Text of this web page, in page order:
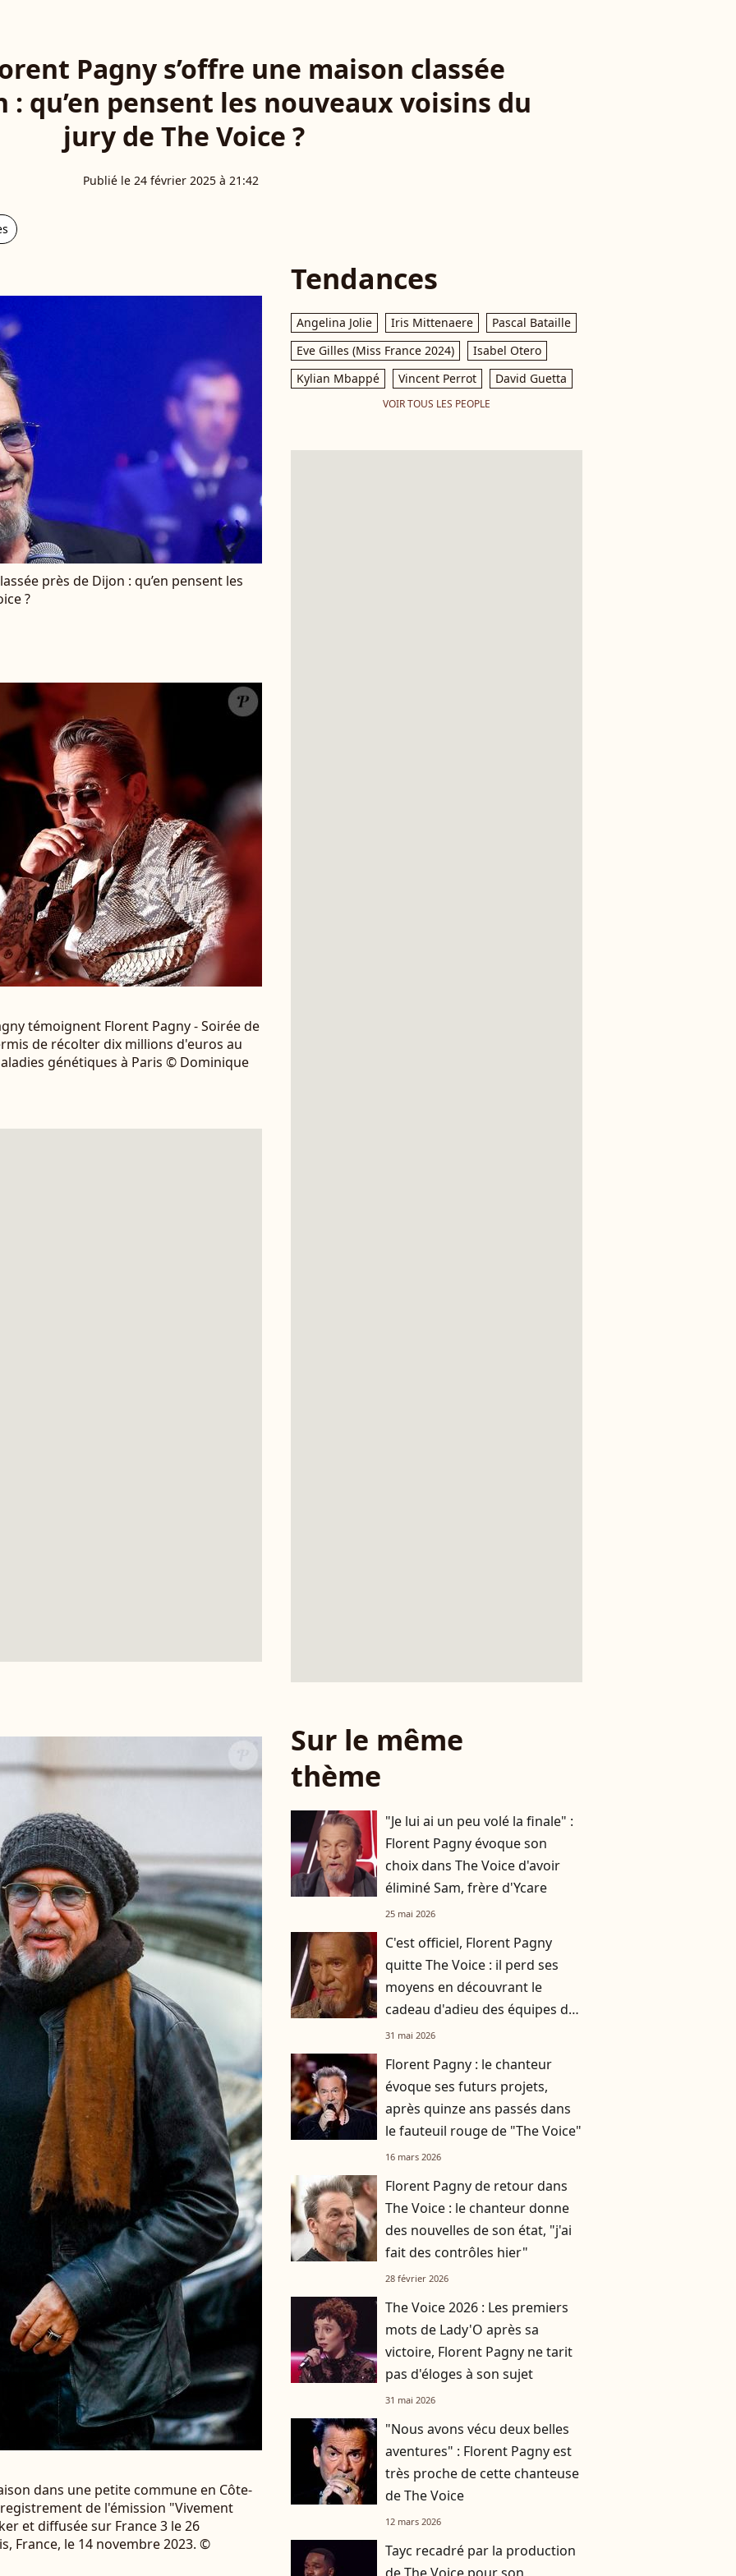
Pagny s’offre une maison classée
: qu’en pensent les nouveaux voisins du
jury de The Voice ?
Publié le 24 février 2025 à 21:42
près de Dijon : qu’en pensent les
?
témoignent Florent Pagny - Soirée de
de récolter dix millions d'euros au
génétiques à Paris © Dominique
dans une petite commune en Côte-
de l'émission "Vivement
et diffusée sur France 3 le 26
France, le 14 novembre 2023. ©
Tendances
Angelina Jolie Iris Mittenaere
Pascal Bataille
Eve Gilles (Miss France 2024)
Isabel Otero
Kylian Mbappé
Vincent Perrot David Guetta
VOIR TOUS LES PEOPLE
Sur le même
thème
"Je lui ai un peu volé la finale" :
Florent Pagny évoque son
choix dans The Voice d'avoir
éliminé Sam, frère d'Ycare
25 mai 2026
C'est officiel, Florent Pagny
quitte The Voice : il perd ses
moyens en découvrant le
cadeau d'adieu des équipes du
télécrochet
31 mai 2026
Florent Pagny : le chanteur
évoque ses futurs projets,
après quinze ans passés dans
le fauteuil rouge de "The Voice"
16 mars 2026
Florent Pagny de retour dans
The Voice : le chanteur donne
des nouvelles de son état, "j'ai
fait des contrôles hier"
28 février 2026
The Voice 2026 : Les premiers
mots de Lady'O après sa
victoire, Florent Pagny ne tarit
pas d'éloges à son sujet
31 mai 2026
"Nous avons vécu deux belles
aventures" : Florent Pagny est
très proche de cette chanteuse
de The Voice
12 mars 2026
Tayc recadré par la production